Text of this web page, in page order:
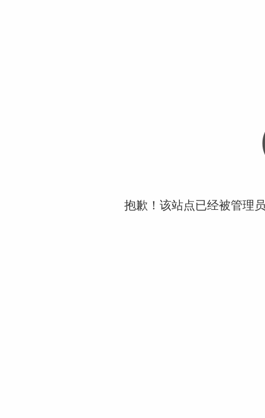
抱歉！该站点已经被管理